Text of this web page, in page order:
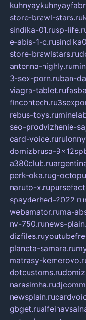
store-brawl-stars.ru
sindika-01.rusp-
e-abis-1-c.ru
store-brawlstars.ru
antenna-highly.ru
3-sex-porn.ruban-
viagra-tablet.ru
fincontech.ru
rebus-toys.ru
seo-prodvizhenie-
card-voice.ru
domizbrusa-
a380club.ru
perk-oka.rug-
naruto-x.ru
spayderhed-2022.ru
webamator.ruma-
nv-750.runews-
dizfiles.ru
planeta-samara.ru
matrasy-
dotcustoms.ru
narasimha.ru
newsplain.ru
gbget.ru